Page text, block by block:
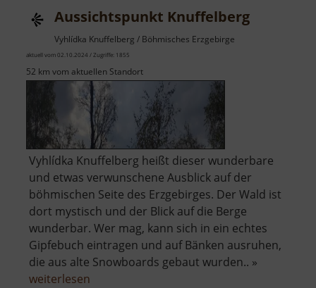
Aussichtspunkt Knuffelberg
Vyhlídka Knuffelberg / Böhmisches Erzgebirge
aktuell vom 02.10.2024 / Zugriffe: 1855
52 km vom aktuellen Standort
Vyhlídka Knuffelberg heißt dieser wunderbare
und etwas verwunschene Ausblick auf der
böhmischen Seite des Erzgebirges. Der Wald ist
dort mystisch und der Blick auf die Berge
wunderbar. Wer mag, kann sich in ein echtes
Gipfebuch eintragen und auf Bänken ausruhen,
die aus alte Snowboards gebaut wurden.. »
weiterlesen